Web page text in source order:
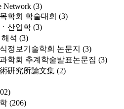
Network (3)
학회 학술대회 (3)
산업학 (3)
석 (3)
정보기술학회 논문지 (3)
학회 추계학술발표논문집 (3)
硏究所論文集 (2)
(206)